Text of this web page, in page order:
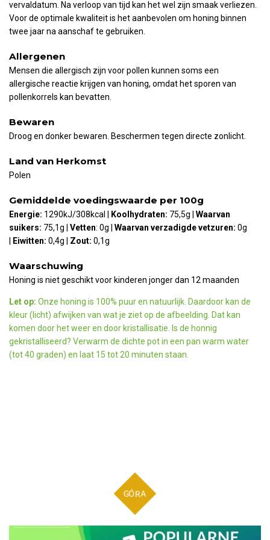
vervaldatum. Na verloop van tijd kan het wel zijn smaak verliezen.
Voor de optimale kwaliteit is het aanbevolen om honing binnen
twee jaar na aanschaf te gebruiken.
Allergenen
Mensen die allergisch zijn voor pollen kunnen soms een
allergische reactie krijgen van honing, omdat het sporen van
pollenkorrels kan bevatten.
Bewaren
Droog en donker bewaren. Beschermen tegen directe zonlicht.
Land van Herkomst
Polen
Gemiddelde voedingswaarde per 100g
Energie: 1290kJ/308kcal | Koolhydraten: 75,5g | Waarvan
suikers: 75,1g | Vetten: 0g | Waarvan verzadigde vetzuren: 0g
Eiwitten: 0,4g | Zout: 0,1g
Waarschuwing
Honing is niet geschikt voor kinderen jonger dan 12 maanden
Let op: Onze honing is 100% puur en natuurlijk. Daardoor kan de
kleur (licht) afwijken van wat je ziet op de afbeelding. Dat kan
komen door het weer en door kristallisatie. Is de honnig
gekristalliseerd? Verwarm de dichte pot in een pan warm water
(tot 40 graden) en laat 15 tot 20 minuten staan.
GÓRA